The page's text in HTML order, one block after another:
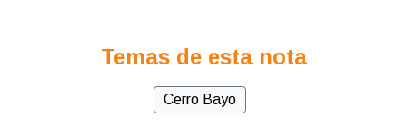
Temas de esta nota
Cerro Bayo